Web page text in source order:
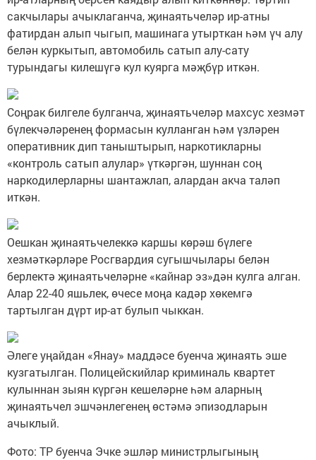
сакчылары ачыклаганча, җинаятьчеләр ир-атны
фатирдан алып чыгып, машинага утырткан һәм үч алу
белән куркытып, автомобиль сатып алу-сату
турындагы килешүгә кул куярга мәҗбүр иткән.
Соңрак билгеле булганча, җинаятьчеләр махсус хезмәт
бүлекчәләренең формасын кулланган һәм үзләрен
оперативник дип таныштырып, наркотикларны
«контроль сатып алулар» үткәргән, шуннан соң
наркодилерларны шантажлап, алардан акча таләп
иткән.
Оешкан җинаятьчелеккә каршы көрәш бүлеге
хезмәткәрләре Росгвардия сугышчылары белән
берлектә җинаятьчеләрне «кайнар эз»дән кулга алган.
Алар 22-40 яшьлек, өчесе моңа кадәр хөкемгә
тартылган дүрт ир-ат булып чыккан.
Әлеге уңайдан «Янау» маддәсе буенча җинаять эше
кузгатылган. Полицейскийлар криминаль квартет
кулыннан зыян күргән кешеләрне һәм аларның
җинаятьчел эшчәнлегенең өстәмә эпизодларын
ачыклый.
Фото: ТР буенча Эчке эшләр министрлыгының